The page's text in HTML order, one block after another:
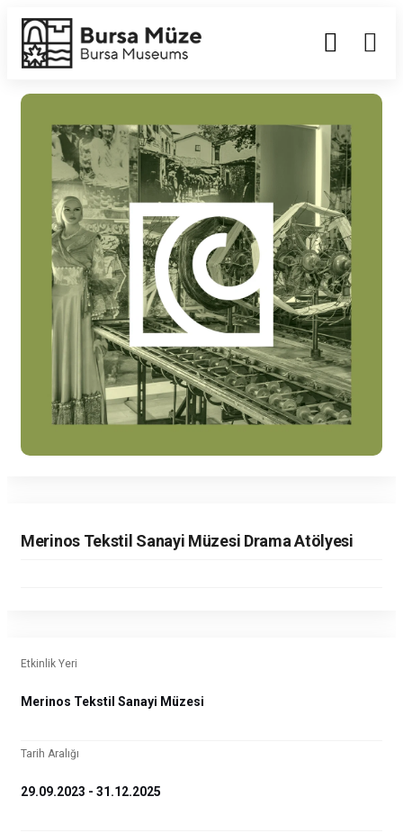
Enabled
Merinos Tekstil Sanayi Müzesi Drama Atölyesi
Etkinlik Yeri
Merinos Tekstil Sanayi Müzesi
Tarih Aralığı
29.09.2023 - 31.12.2025